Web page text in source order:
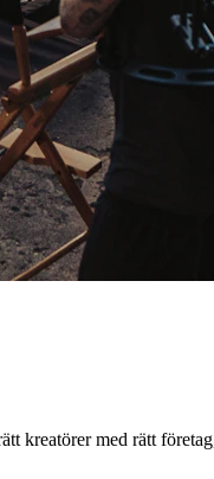
kreatörer med rätt